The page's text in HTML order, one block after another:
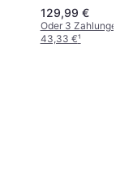
129,99 €
Oder 3
43,33 €¹